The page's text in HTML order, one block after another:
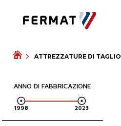
ATTREZZATURE DI TAGLIO
ANNO DI FABBRICAZIONE